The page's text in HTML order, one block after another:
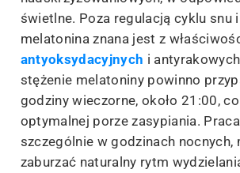
świetlne. Poza regulacją cyklu snu
melatonina znana jest z
antyoksydacyjnych i
stężenie melatoniny powinno
godziny wieczorne, około 21:00,
optymalnej porze zasypiania.
szczególnie w godzinach nocnych,
zaburzać naturalny rytm